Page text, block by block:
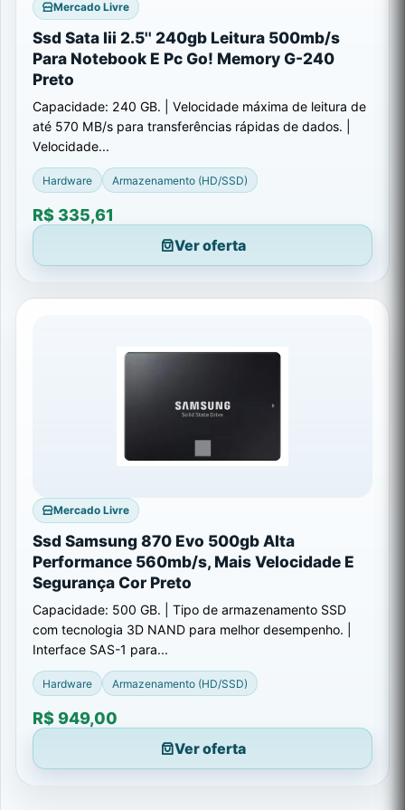
Mercado Livre
Ssd Sata Iii 2.5'' 240gb Leitura 500mb/s
Para Notebook E Pc Go! Memory G-240
Preto
Capacidade: 240 GB. | Velocidade máxima de leitura de
até 570 MB/s para transferências rápidas de dados. |
Velocidade...
Hardware Armazenamento (HD/SSD)
R$ 335,61
Ver oferta
Mercado Livre
Ssd Samsung 870 Evo 500gb Alta
Performance 560mb/s, Mais Velocidade E
Segurança Cor Preto
Capacidade: 500 GB. | Tipo de armazenamento SSD
com tecnologia 3D NAND para melhor desempenho. |
Interface SAS-1 para...
Hardware Armazenamento (HD/SSD)
R$ 949,00
Ver oferta